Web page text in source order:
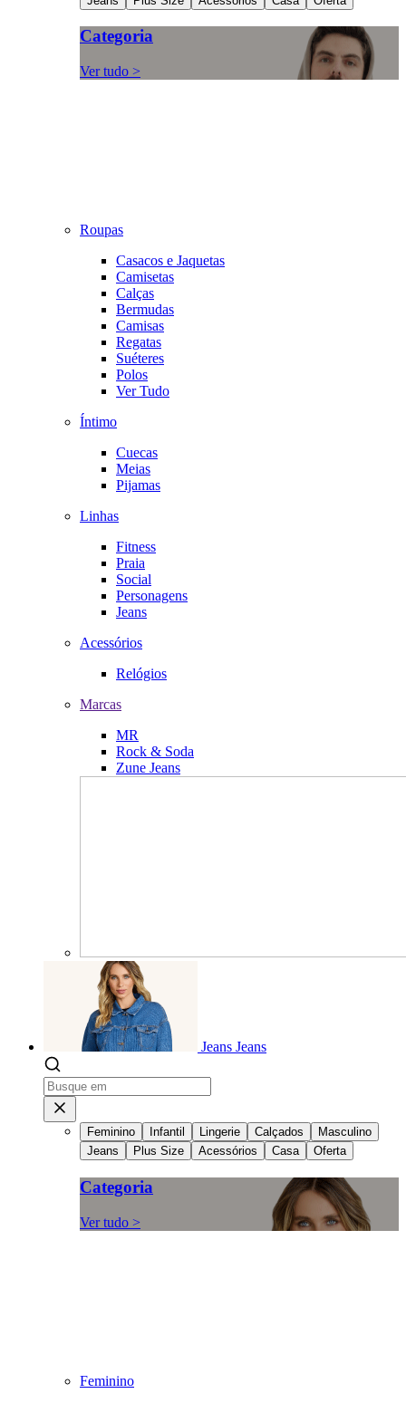
Categoria
Ver tudo >
Roupas
Casacos e Jaquetas
Camisetas
Calças
Bermudas
Camisas
Regatas
Suéteres
Polos
Ver Tudo
Íntimo
Cuecas
Meias
Pijamas
Linhas
Fitness
Praia
Social
Personagens
Jeans
Acessórios
Relógios
Marcas
MR
Rock & Soda
Zune Jeans
Jeans Jeans
Feminino Infantil Lingerie Calçados
Masculino
Jeans
Plus Size Acessórios Casa Oferta
Categoria
Ver tudo >
Feminino